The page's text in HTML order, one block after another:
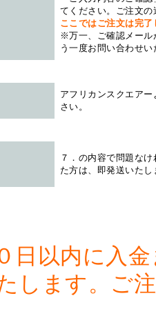
てください。ご注文
ここではご注文は完
※万一、ご確認メール
う一度お問い合わせ
アフリカンスクエアー
さい。
７．の内容で問題な
た方は、即発送いたし
日以内に入
します。ご